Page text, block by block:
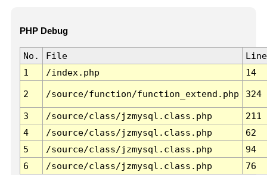
PHP Debug
No. File
Line
1
/index.php 14
2 /source/function/function_extend.php 324
3 /source/class/jzmysql.class.php
211
4
/source/class/jzmysql.class.php
62
5
/source/class/jzmysql.class.php
94
6
/source/class/jzmysql.class.php 76